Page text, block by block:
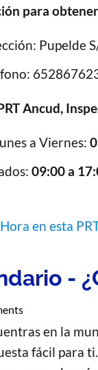
para
Pupelde
Ancud,
a Viernes:
09:00 a
en esta
-
en la
fácil para